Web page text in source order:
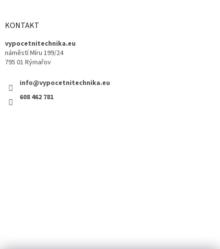
KONTAKT
vypocetnitechnika.eu
náměstí Míru 199/24
795 01 Rýmařov
info@vypocetnitechnika.eu
608 462 781